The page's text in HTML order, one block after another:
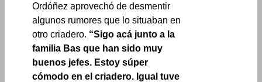
Ordóñez aprovechó de desmentir
algunos rumores que lo situaban en
otro criadero. “Sigo acá junto a la
familia Bas que han sido muy
buenos jefes. Estoy súper
cómodo en el criadero. Igual tuve